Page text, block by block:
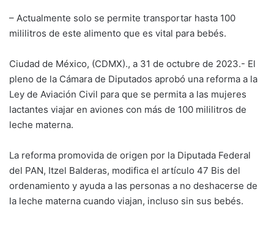
– Actualmente solo se permite transportar hasta 100
mililitros de este alimento que es vital para bebés.
Ciudad de México, (CDMX)., a 31 de octubre de 2023.- El
pleno de la Cámara de Diputados aprobó una reforma a la
Ley de Aviación Civil para que se permita a las mujeres
lactantes viajar en aviones con más de 100 mililitros de
leche materna.
La reforma promovida de origen por la Diputada Federal
del PAN, Itzel Balderas, modifica el artículo 47 Bis del
ordenamiento y ayuda a las personas a no deshacerse de
la leche materna cuando viajan, incluso sin sus bebés.